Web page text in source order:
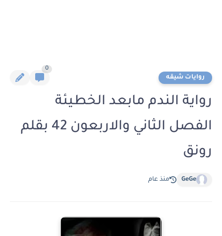
روايات شيقه
0
رواية الندم مابعد الخطيئة
الفصل الثاني والاربعون 42 بقلم
رونق
GeGe منذ عام